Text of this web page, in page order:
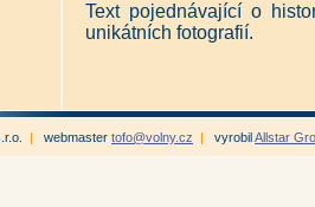
Text pojednávající o
unikátních fotografií.
| webmaster tofo@volny.cz | vyrobilAllstar